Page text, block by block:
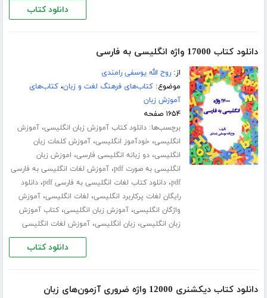
دانلود کتاب
دانلود کتاب 17000 واژه انگلیسی به فارسی
از:روح الله یوسفی رامندی
موضوع:کتاب‌های فرهنگ لغت و زبان،کتاب‌های
آموزش زبان
۱۶۵۴ صفحه
برچسب‌ها:دانلود کتاب آموزش زبان انگلیسی،آموزش
انگلیسی، خودآموز انگلیسی،آموزش کلمات زبان
انگلیسی،دو زبانه انگلیسی فارسی، اموزش زبان
انگلیسی به صورت pdf
،آموزش لغات انگلیسی به فارسی
pdf،دانلود کتاب لغات انگلیسی به فارسی pdf ،دانلود
رایگان لغات پرکاربرد انگلیسی، لغات انگلیسی،آموزش
واژگان انگلیسی،آموزش زبان انگلیسی،کتاب آموزش
زبان انگلیسی، زبان انگلیسی،آموزش لغات انگلیسی
دانلود کتاب
دانلود کتاب دیکشنری 12000 واژه ضروری آزمون‌های زبان